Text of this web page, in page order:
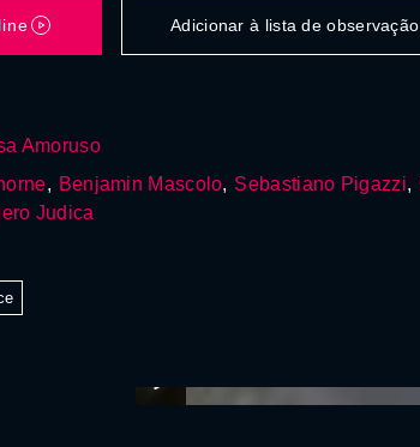
Adicionar à lista de observação
Amoruso
, Benjamin Mascolo, Sebastiano Pigazzi,
Judica